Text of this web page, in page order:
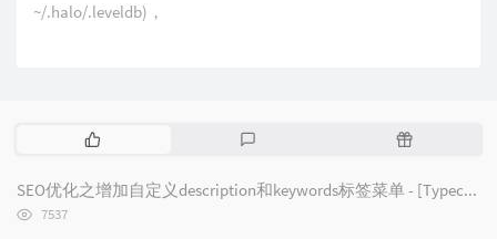
~/.halo/.leveldb)，
热
文
评
随
文
SEO优化之增加自定义description和keywords标签菜单 - [Typecho/Handsome]
浏
7537